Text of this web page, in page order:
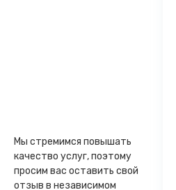
Мы стремимся повышать
качество услуг, поэтому
просим вас оставить свой
отзыв в независимом